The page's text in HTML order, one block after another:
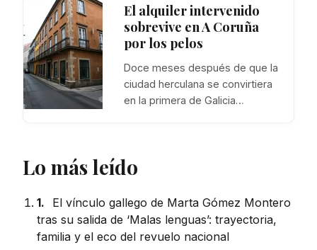
El alquiler intervenido
sobrevive en A Coruña
por los pelos
Doce meses después de que la
ciudad herculana se convirtiera
en la primera de Galicia…
Lo más leído
1.
El vínculo gallego de Marta Gómez Montero
tras su salida de ‘Malas lenguas’: trayectoria,
familia y el eco del revuelo nacional